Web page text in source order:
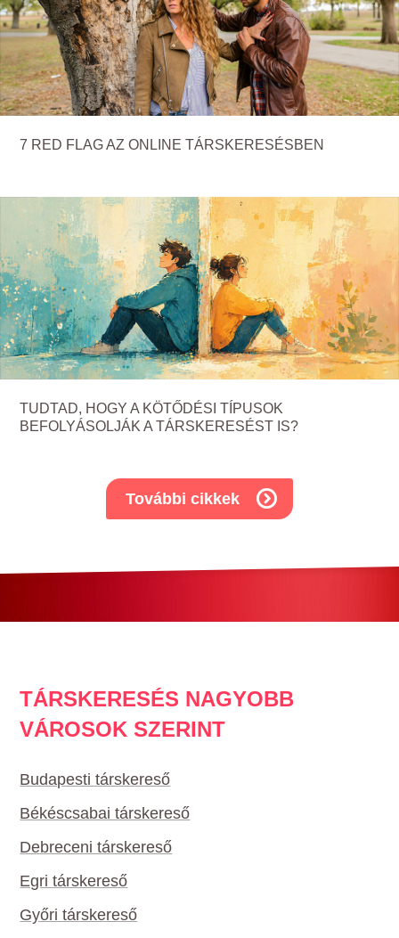
7 RED FLAG AZ ONLINE TÁRSKERESÉSBEN
TUDTAD, HOGY A KÖTŐDÉSI TÍPUSOK
BEFOLYÁSOLJÁK A TÁRSKERESÉST IS?
További cikkek
TÁRSKERESÉS NAGYOBB
VÁROSOK SZERINT
Budapesti társkereső
Békéscsabai társkereső
Debreceni társkereső
Egri társkereső
Győri társkereső